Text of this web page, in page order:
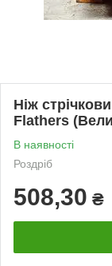
Ніж
Flathers
В наявності
Роздріб
508,30 ₴